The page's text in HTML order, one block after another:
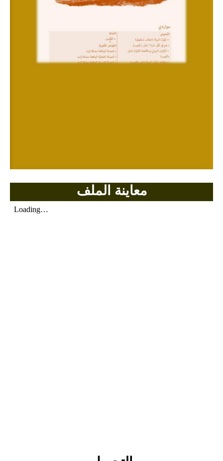
بحوث اللغة العربية
بحوث التاريخ و الجغرافيا
بحوث في مجالات اخرى
معاينة الملف